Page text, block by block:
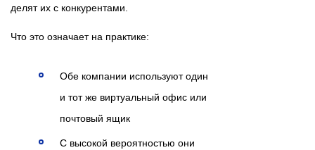
делят их с конкурентами.
Что это означает на практике:
Обе компании используют один
и тот же виртуальный офис или
почтовый ящик
С высокой вероятностью они